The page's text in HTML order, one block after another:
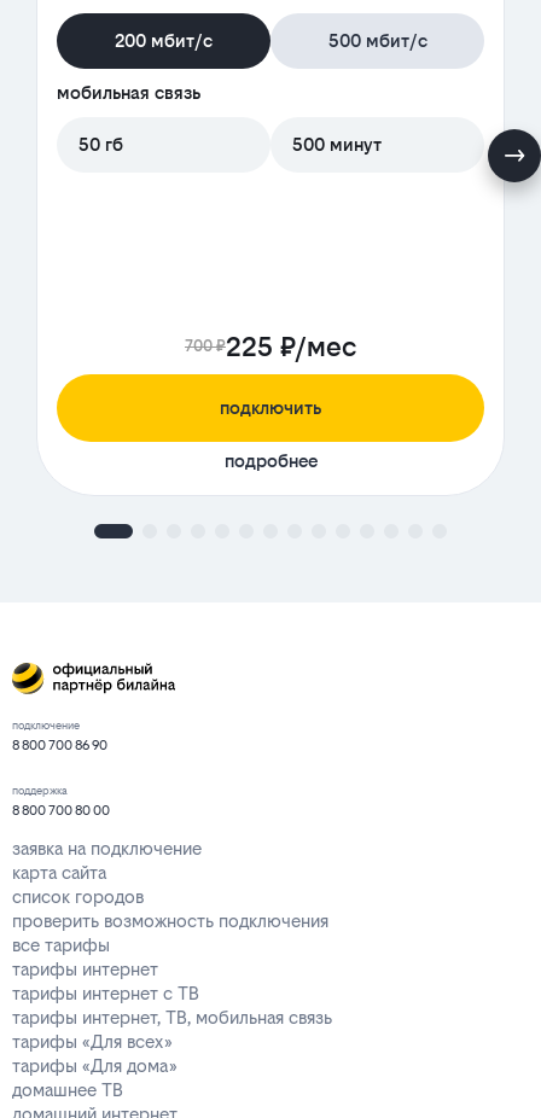
200 мбит/с 500 мбит/с
мобильная связь
50 гб 500 минут
700 ₽225 ₽/мес
подключить
подробнее
подключение
8 800 700 86 90
поддержка
8 800 700 80 00
заявка на подключение
карта сайта
список городов
проверить возможность подключения
все тарифы
тарифы интернет
тарифы интернет с ТВ
тарифы интернет, ТВ, мобильная связь
тарифы «Для всех»
тарифы «Для дома»
домашнее ТВ